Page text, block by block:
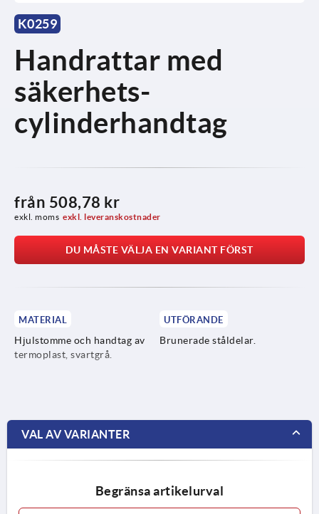
K0259
Handrattar med
säkerhets-
cylinderhandtag
från 508,78 kr
exkl. moms exkl. leveranskostnader
DU MÅSTE VÄLJA EN VARIANT FÖRST
MATERIAL
Hjulstomme och handtag av
termoplast, svartgrå.
UTFÖRANDE
Brunerade ståldelar.
VAL AV VARIANTER
Begränsa artikelurval